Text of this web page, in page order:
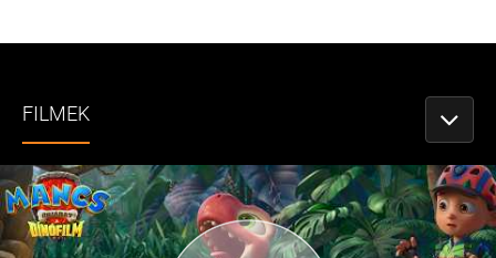
FILMEK